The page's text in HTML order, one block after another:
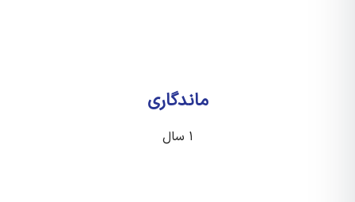
ماندگاری